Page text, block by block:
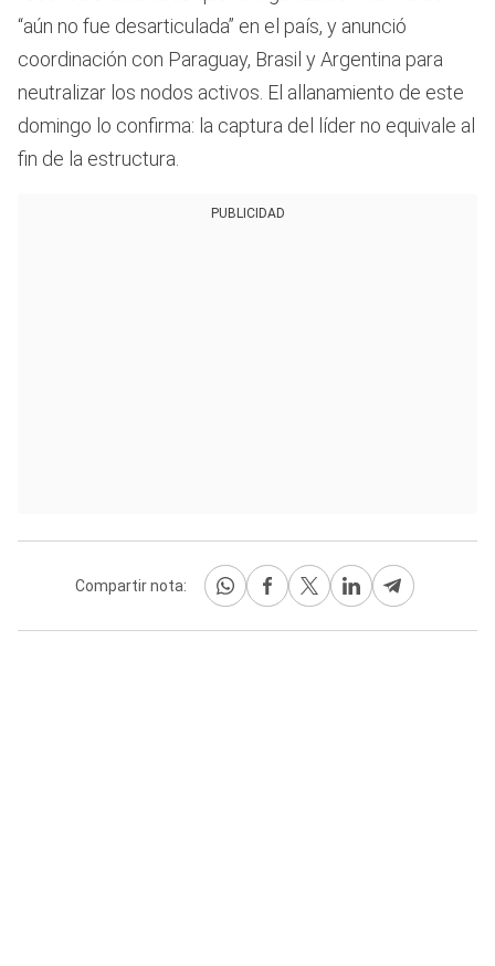
“aún no fue desarticulada” en el país, y anunció
coordinación con Paraguay, Brasil y Argentina para
neutralizar los nodos activos. El allanamiento de este
domingo lo confirma: la captura del líder no equivale al
fin de la estructura.
PUBLICIDAD
Compartir nota: